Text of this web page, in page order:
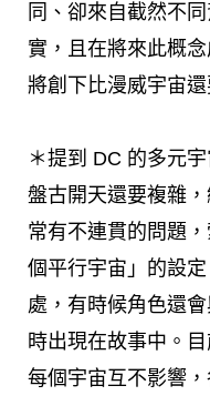
同、卻來自截然不
實，且在將來此概
將創下比漫威宇宙還
＊提到 DC 的多元
盤古開天還要複雜
常有不連貫的問題
個平行宇宙」的設
處，有時候角色還
時出現在故事中。
每個宇宙互不影響，